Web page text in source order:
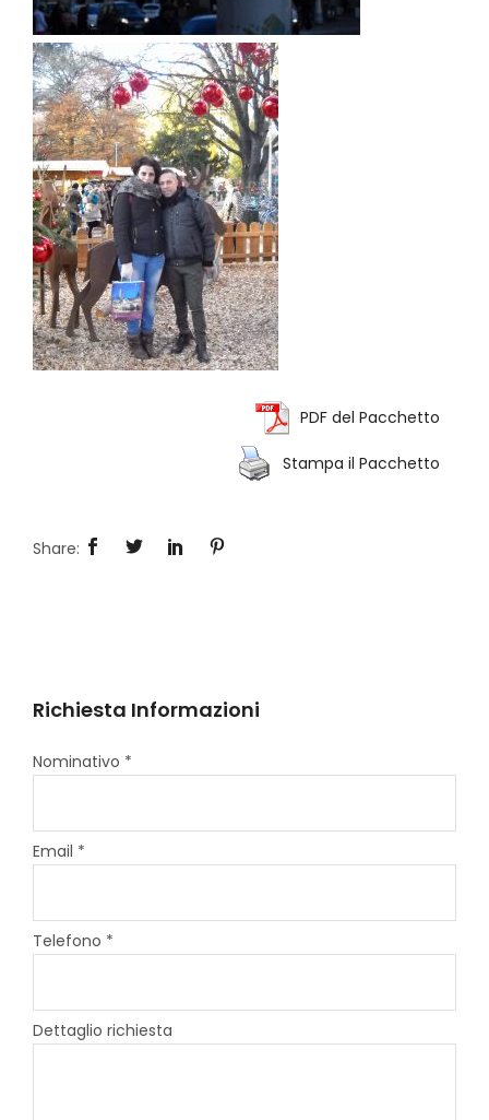
PDF del Pacchetto
Stampa il Pacchetto
Richiesta Informazioni
Nominativo *
Email *
Telefono *
Dettaglio richiesta